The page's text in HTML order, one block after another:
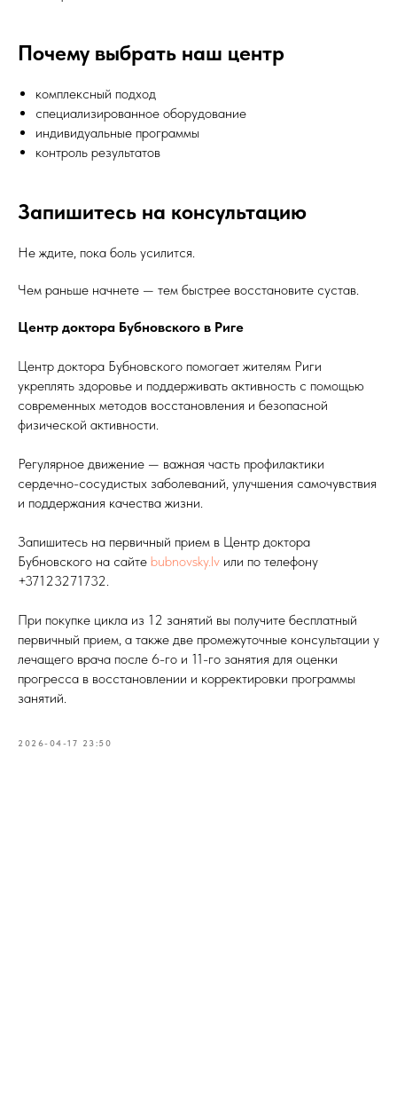
Почему выбрать наш центр
комплексный подход
специализированное оборудование
индивидуальные программы
контроль результатов
Запишитесь на консультацию
Не ждите, пока боль усилится.
Чем раньше начнете — тем быстрее восстановите сустав.
Центр доктора Бубновского в Риге
Центр доктора Бубновского помогает жителям Риги
укреплять здоровье и поддерживать активность с помощью
современных методов восстановления и безопасной
физической активности.
Регулярное движение — важная часть профилактики
сердечно-сосудистых заболеваний, улучшения самочувствия
и поддержания качества жизни.
Запишитесь на первичный прием в Центр доктора
Бубновского на сайте bubnovsky.lv или по телефону
+37123271732.
При покупке цикла из 12 занятий вы получите бесплатный
первичный прием, а также две промежуточные консультации у
лечащего врача после 6-го и 11-го занятия для оценки
прогресса в восстановлении и корректировки программы
занятий.
2026-04-17 23:50
Контакты
Адрес
Brīvības gatve 214B,
Rīga, Latvija
Телефон
Как добраться
Записаться
на консультацию
Как вас зовут?*
Сообщение (необязательно)
ОТПРАВИТЬ